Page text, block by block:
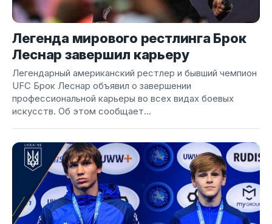
Легенда мирового рестлинга Брок
Леснар завершил карьеру
Легендарный американский рестлер и бывший чемпион
UFC Брок Леснар объявил о завершении
профессиональной карьеры во всех видах боевых
искусств. Об этом сообщает...